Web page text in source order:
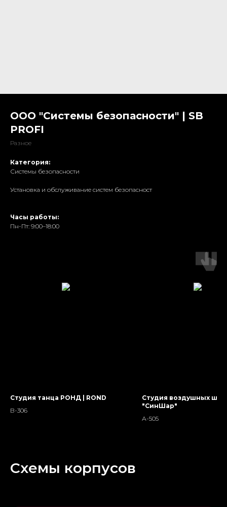
ООО "Системы безопасности" | SB
PROFI
Разное
Категория:
Системы безопасности
Установка и обслуживание систем безопасност
Часы работы:
Пн-Пт: 9:00–18:00
Студия танца РОНД | ROND
В-306
Студия воздушных
"СинШар"
А-505
Схемы корпусов